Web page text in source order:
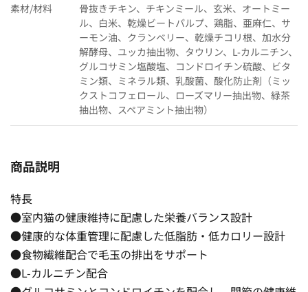
素材/材料
骨抜きチキン、チキンミール、玄米、オートミー
ル、白米、乾燥ビートパルプ、鶏脂、亜麻仁、サ
ーモン油、クランベリー、乾燥チコリ根、加水分
解酵母、ユッカ抽出物、タウリン、L-カルニチン、
グルコサミン塩酸塩、コンドロイチン硫酸、ビタ
ミン類、ミネラル類、乳酸菌、酸化防止剤（ミッ
クストコフェロール、ローズマリー抽出物、緑茶
抽出物、スペアミント抽出物）
商品説明
特長
●室内猫の健康維持に配慮した栄養バランス設計
●健康的な体重管理に配慮した低脂肪・低カロリー設計
●食物繊維配合で毛玉の排出をサポート
●L-カルニチン配合